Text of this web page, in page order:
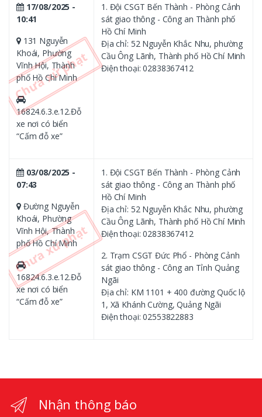
17/08/2025 -
10:41
131 Nguyễn
Khoái, Phường
Vĩnh Hội, Thành
phố Hồ Chí Minh
16824.6.3.e.12.Đỗ
xe nơi có biển
“Cấm đỗ xe”
1. Đội CSGT Bến Thành - Phòng Cảnh
sát giao thông - Công an Thành phố
Hồ Chí Minh
Địa chỉ: 52 Nguyễn Khắc Nhu, phường
Cầu Ông Lãnh, Thành phố Hồ Chí Minh
Điện thoại: 02838367412
03/08/2025 -
07:43
Đường Nguyễn
Khoái, Phường
Vĩnh Hội, Thành
phố Hồ Chí Minh
16824.6.3.e.12.Đỗ
xe nơi có biển
“Cấm đỗ xe”
1. Đội CSGT Bến Thành - Phòng Cảnh
sát giao thông - Công an Thành phố
Hồ Chí Minh
Địa chỉ: 52 Nguyễn Khắc Nhu, phường
Cầu Ông Lãnh, Thành phố Hồ Chí Minh
Điện thoại: 02838367412
2. Trạm CSGT Đức Phổ - Phòng Cảnh
sát giao thông - Công an Tỉnh Quảng
Ngãi
Địa chỉ: KM 1101 + 400 đường Quốc lộ
1, Xã Khánh Cường, Quảng Ngãi
Điện thoại: 02553822883
Nhận thông báo